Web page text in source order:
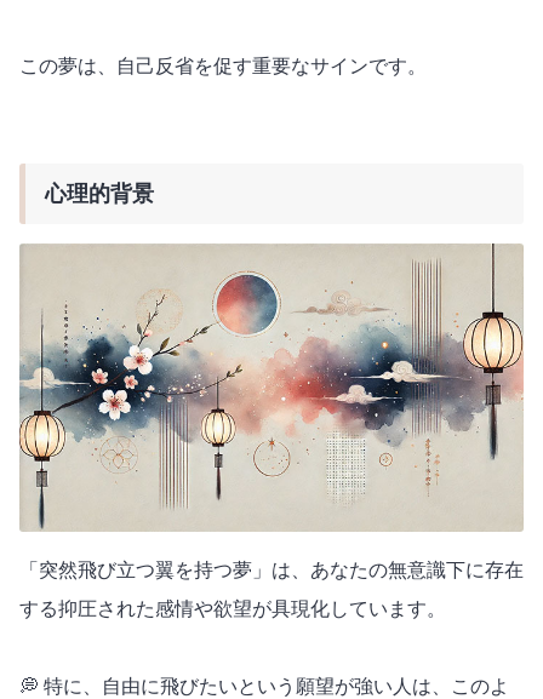
この夢は、自己反省を促す重要なサインです。
心理的背景
「突然飛び立つ翼を持つ夢」は、あなたの無意識下に存在
する抑圧された感情や欲望が具現化しています。
💭 特に、自由に飛びたいという願望が強い人は、このよ